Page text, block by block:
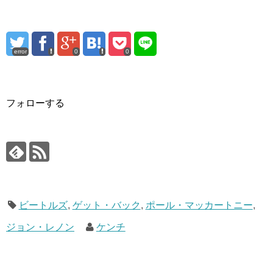
error 0 0
フォローする
ビートルズ, ゲット・バック , ポール・マッカートニー,
ジョン・レノン ケンチ